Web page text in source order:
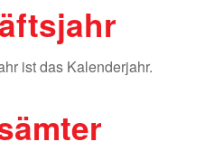
ist das Kalenderjahr.